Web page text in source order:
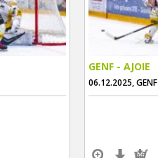
GENF - AJOIE
06.12.2025, GENF